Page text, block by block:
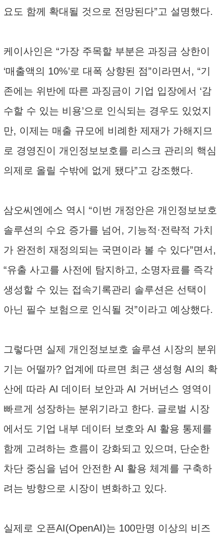
요도 함께 확대될 것으로 전망된다”고 설명했다.
케이사인은 “가장 주목할 부분은 과징금 상한이
‘매출액의 10%’로 대폭 상향된 점”이라면서, “기
존에는 위반에 따른 과징금이 기업 입장에서 ‘감
수할 수 있는 비용’으로 인식되는 경우도 있었지
만, 이제는 매출 규모에 비례한 제재가 가해지므
로 경영진이 개인정보보호를 리스크 관리의 핵심
의제로 올릴 수밖에 없게 됐다”고 강조했다.
삼오씨엔에스 역시 “이번 개정안은 개인정보보호
솔루션의 수요 증가를 넘어, 기능적·전략적 가치
가 완전히 재정의되는 국면이라 볼 수 있다”면서,
“유출 사고를 사전에 탐지하고, 소명자료를 즉각
생성할 수 있는 접속기록관리 솔루션은 선택이
아닌 필수 보험으로 인식될 것”이라고 예상했다.
그렇다면 실제 개인정보보호 솔루션 시장의 분위
기는 어떨까? 업계에 따르면 최근 생성형 AI의 확
산에 따라 AI 데이터 보안과 AI 거버넌스 영역이
빠르게 성장하는 분위기라고 한다. 글로벌 시장
에서도 기업 내부 데이터 보호와 AI 활용 통제를
함께 고려하는 흐름이 강화되고 있으며, 단순한
차단 중심을 넘어 안전한 AI 활용 체계를 구축하
려는 방향으로 시장이 변화하고 있다.
실제로 오픈AI(OpenAI)는 100만명 이상의 비즈